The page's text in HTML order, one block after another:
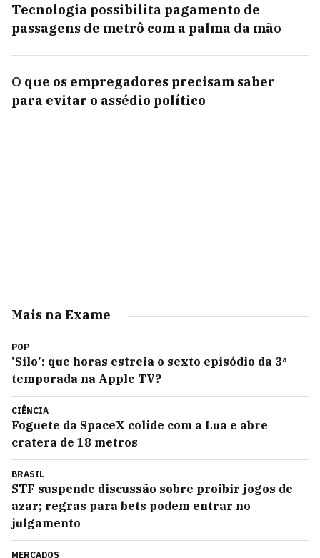
Tecnologia possibilita pagamento de
passagens de metrô com a palma da mão
O que os empregadores precisam saber
para evitar o assédio político
Mais na Exame
POP
'Silo': que horas estreia o sexto episódio da 3ª
temporada na Apple TV?
CIÊNCIA
Foguete da SpaceX colide com a Lua e abre
cratera de 18 metros
BRASIL
STF suspende discussão sobre proibir jogos de
azar; regras para bets podem entrar no
julgamento
MERCADOS